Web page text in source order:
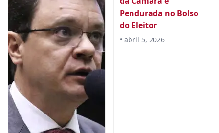
Pendurada no Bolso
do Eleitor
• abril 5, 2026